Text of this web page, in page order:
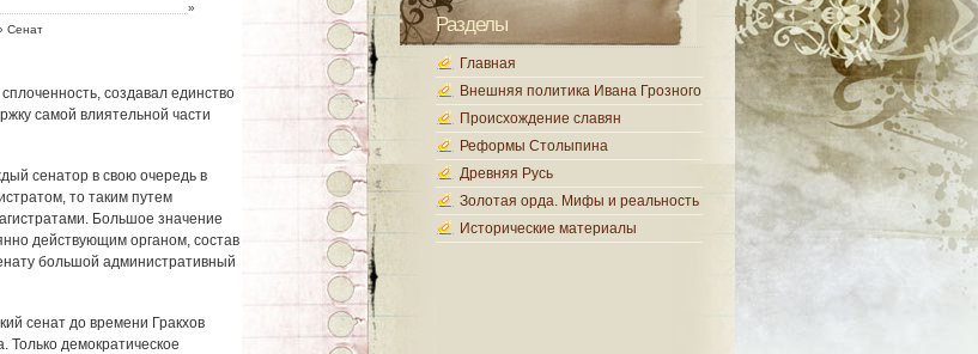
»
Сенат
создавал единство
самой влиятельной части
сенатор в свою очередь в
то таким путем
Большое значение
действующим органом, состав
большой административный
сенат до времени Гракхов
Только демократическое
Разделы
Главная
Внешняя политика Ивана Грозного
Происхождение славян
Реформы Столыпина
Древняя Русь
Золотая орда. Мифы и реальность
Исторические материалы